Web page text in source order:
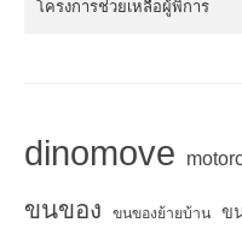
โครงการช่วยเหลือผู้พิการ
dinomove
ขนของ ขนของย้ายบ้าน ข